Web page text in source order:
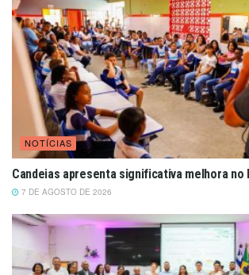
NOTÍCIAS
Candeias apresenta significativa melhora no
7 DE AGOSTO DE 2026